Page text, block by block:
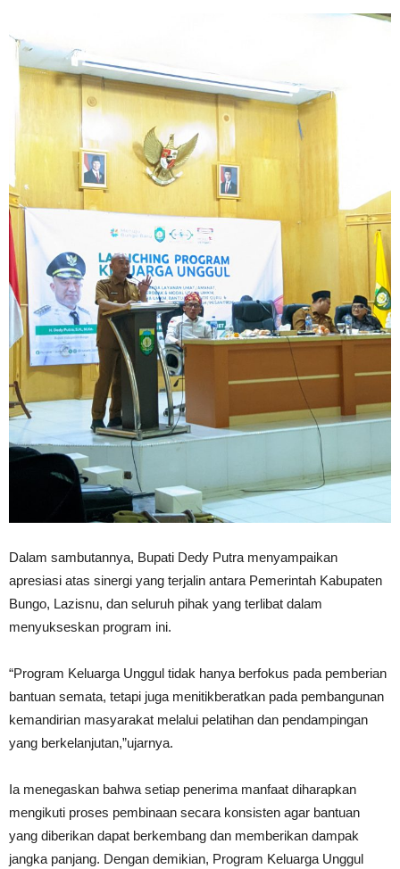
Dalam sambutannya, Bupati Dedy Putra menyampaikan
apresiasi atas sinergi yang terjalin antara Pemerintah Kabupaten
Bungo, Lazisnu, dan seluruh pihak yang terlibat dalam
menyukseskan program ini.
“Program Keluarga Unggul tidak hanya berfokus pada pemberian
bantuan semata, tetapi juga menitikberatkan pada pembangunan
kemandirian masyarakat melalui pelatihan dan pendampingan
yang berkelanjutan,”ujarnya.
Ia menegaskan bahwa setiap penerima manfaat diharapkan
mengikuti proses pembinaan secara konsisten agar bantuan
yang diberikan dapat berkembang dan memberikan dampak
jangka panjang. Dengan demikian, Program Keluarga Unggul